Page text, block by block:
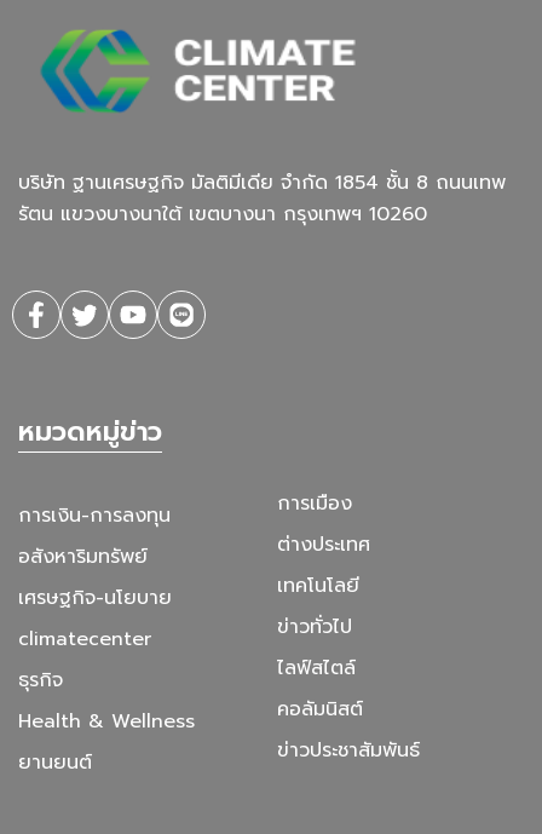
บริษัท ฐานเศรษฐกิจ มัลติมีเดีย จํากัด 1854 ชั้น 8 ถนนเทพ
รัตน แขวงบางนาใต้ เขตบางนา กรุงเทพฯ 10260
หมวดหมู่ข่าว
การเงิน-การลงทุน
อสังหาริมทรัพย์
เศรษฐกิจ-นโยบาย
climatecenter
ธุรกิจ
Health & Wellness
ยานยนต์
การเมือง
ต่างประเทศ
เทคโนโลยี
ข่าวทั่วไป
ไลฟ์สไตล์
คอลัมนิสต์
ข่าวประชาสัมพันธ์